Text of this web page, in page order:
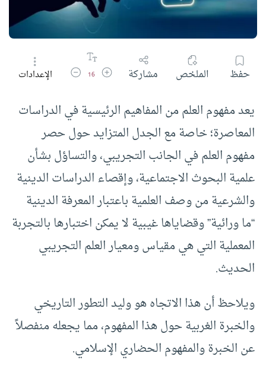
حفظ الملخص مشاركة زيادة حجم الخط
16 تقليل حجم الخط
الإعدادات
يعد مفهوم العلم من المفاهيم الرئيسية في الدراسات
المعاصرة؛ خاصة مع الجدل المتزايد حول حصر
مفهوم العلم في الجانب التجريبي، والتساؤل بشأن
علمية البحوث الاجتماعية، وإقصاء الدراسات الدينية
والشرعية من وصف العلمية باعتبار المعرفة الدينية
“ما ورائية” وقضاياها غيبية لا يمكن اختبارها بالتجربة
المعملية التي هي مقياس ومعيار العلم التجريبي
الحديث.
ويلاحظ أن هذا الاتجاه هو وليد التطور التاريخي
والخبرة الغربية حول هذا المفهوم، مما يجعله منفصلاً
عن الخبرة والمفهوم الحضاري الإسلامي.